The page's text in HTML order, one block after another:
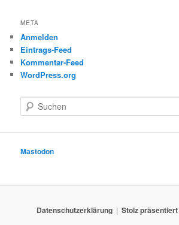
META
Anmelden
Eintrags-Feed
Kommentar-Feed
WordPress.org
u
e
Mastodon
Datenschutzerklärung Stolz